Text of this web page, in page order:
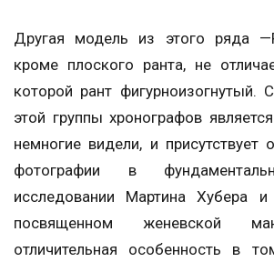
Другая модель из этого ряда
кроме плоского ранта, не
которой рант фигурноизогнутый.
этой группы хронографов
немногие видели, и
фотографии в
исследовании Мартина Хубера
посвященном женевской
отличительная особенность в